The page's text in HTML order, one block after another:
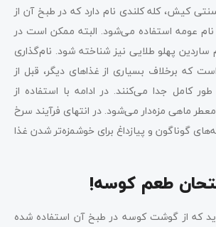
کیش، کله کلندی نام دارد که در طبخ آن از
عومه استفاده می‌شود. البته ممکن است در
ساردین پهلو طلایی نیز شناخته شود. نام‌گذاری
که برخلاف بسیاری از غذاهای دیگر، قبل از
کامل جدا می‌کنند. در ادامه با استفاده از
ماهی مزه‌دار می‌شود. در انتهای فرآیند سرخ
گوناگون و پیازداغ برای خوشمزه‌تر شدن غذا
که از گوشت کوسه در طبخ آن استفاده شده